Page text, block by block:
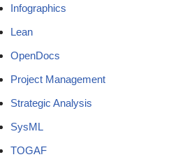
Infographics
Lean
OpenDocs
Project Management
Strategic Analysis
SysML
TOGAF